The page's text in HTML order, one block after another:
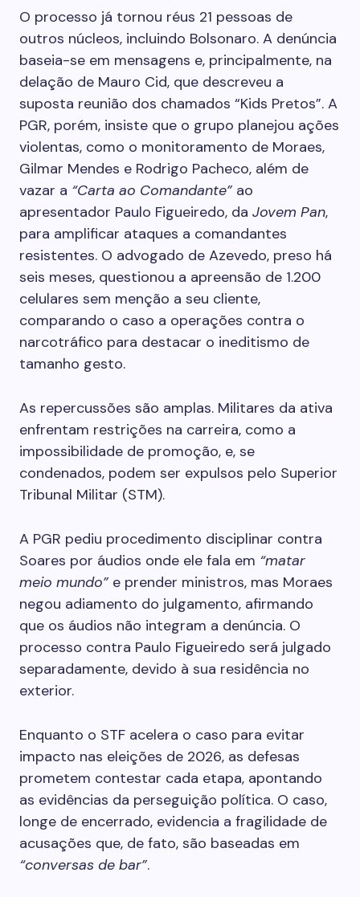
O processo já tornou réus 21 pessoas de
outros núcleos, incluindo Bolsonaro. A denúncia
baseia-se em mensagens e, principalmente, na
delação de Mauro Cid, que descreveu a
suposta reunião dos chamados “Kids Pretos”. A
PGR, porém, insiste que o grupo planejou ações
violentas, como o monitoramento de Moraes,
Gilmar Mendes e Rodrigo Pacheco, além de
vazar a “Carta ao Comandante” ao
apresentador Paulo Figueiredo, da Jovem Pan,
para amplificar ataques a comandantes
resistentes. O advogado de Azevedo, preso há
seis meses, questionou a apreensão de 1.200
celulares sem menção a seu cliente,
comparando o caso a operações contra o
narcotráfico para destacar o ineditismo de
tamanho gesto.
As repercussões são amplas. Militares da ativa
enfrentam restrições na carreira, como a
impossibilidade de promoção, e, se
condenados, podem ser expulsos pelo Superior
Tribunal Militar (STM).
A PGR pediu procedimento disciplinar contra
Soares por áudios onde ele fala em “matar
meio mundo” e prender ministros, mas Moraes
negou adiamento do julgamento, afirmando
que os áudios não integram a denúncia. O
processo contra Paulo Figueiredo será julgado
separadamente, devido à sua residência no
exterior.
Enquanto o STF acelera o caso para evitar
impacto nas eleições de 2026, as defesas
prometem contestar cada etapa, apontando
as evidências da perseguição política. O caso,
longe de encerrado, evidencia a fragilidade de
acusações que, de fato, são baseadas em
“conversas de bar”.